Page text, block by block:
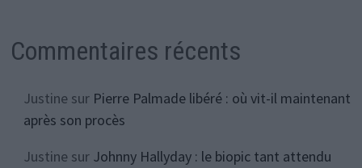
Commentaires récents
Justinesur Pierre Palmade libéré : où vit-il maintenant
après son procès
Justinesur Johnny Hallyday : le biopic tant attendu